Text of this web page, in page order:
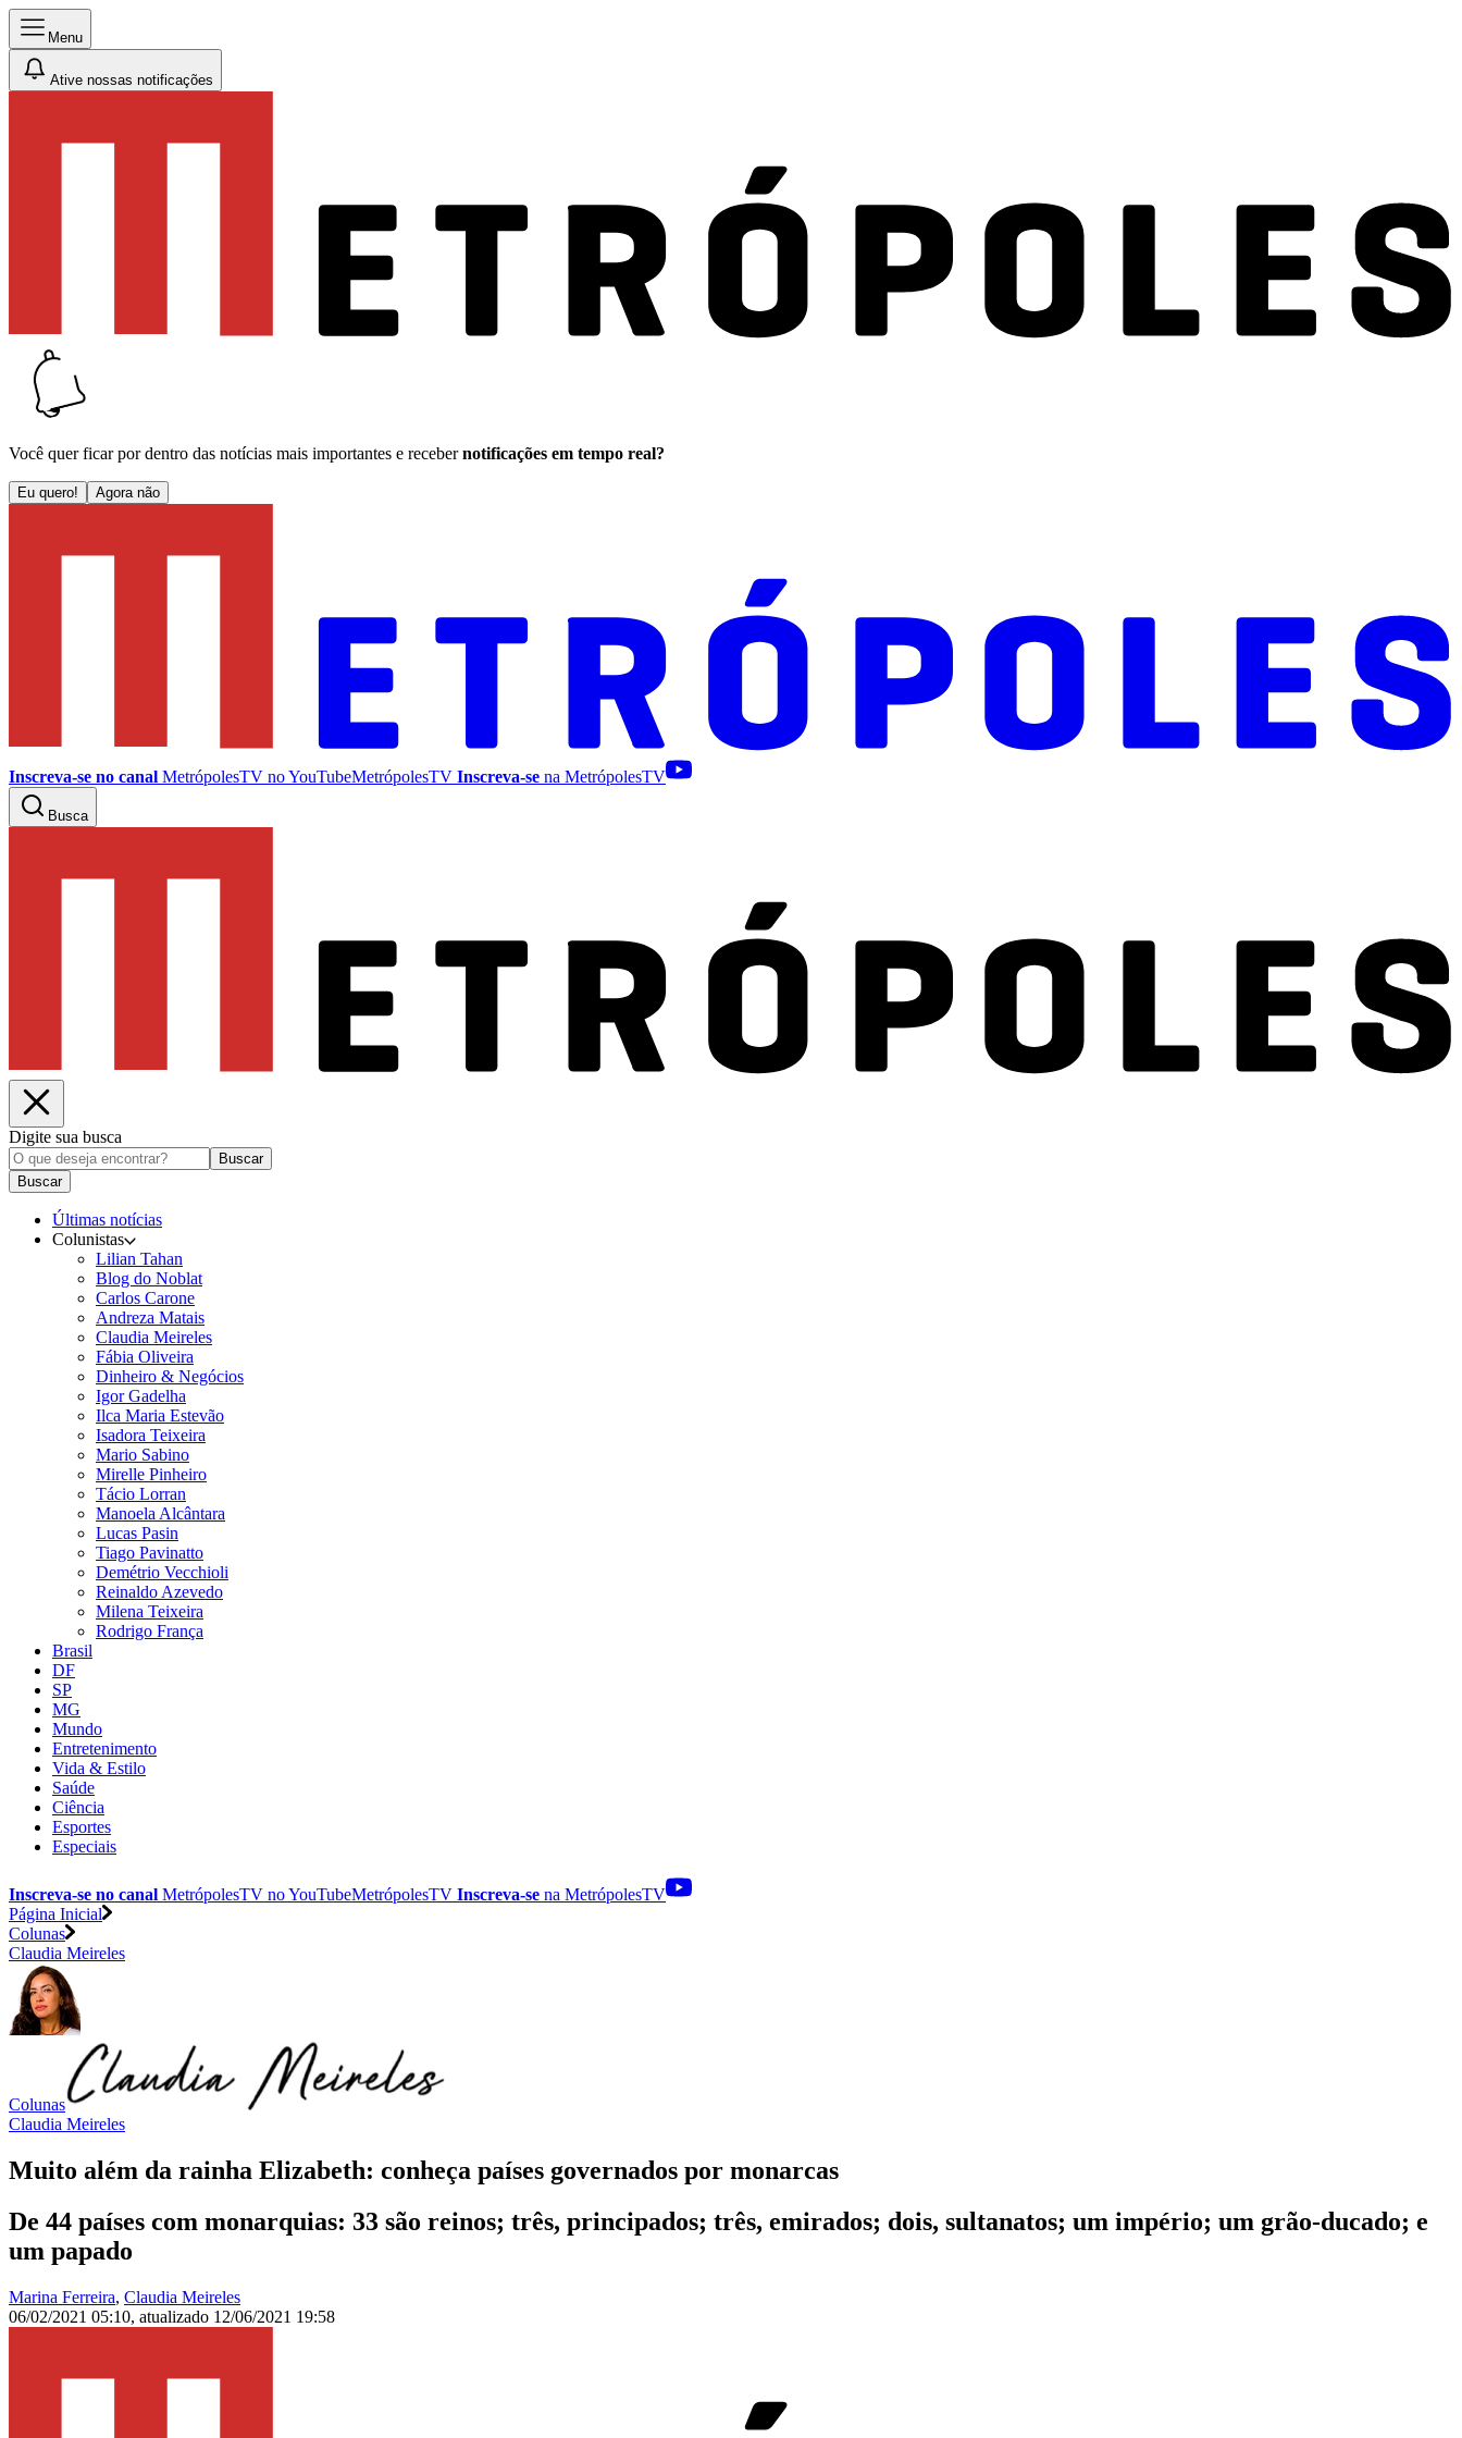
Menu
Ative nossas notificações
Você quer ficar por dentro das notícias mais importantes e receber notificações em tempo real?
Eu quero! Agora não
Inscreva-se no canal MetrópolesTV noYouTubeMetrópolesTV Inscreva-se na MetrópolesTV
Busca
Digite sua busca
Buscar
Buscar
Últimas notícias
Colunistas
Lilian Tahan
Blog do Noblat
Carlos Carone
Andreza Matais
Claudia Meireles
Fábia Oliveira
Dinheiro & Negócios
Igor Gadelha
Ilca Maria Estevão
Isadora Teixeira
Mario Sabino
Mirelle Pinheiro
Tácio Lorran
Manoela Alcântara
Lucas Pasin
Tiago Pavinatto
Demétrio Vecchioli
Reinaldo Azevedo
Milena Teixeira
Rodrigo França
Brasil
DF
SP
MG
Mundo
Entretenimento
Vida & Estilo
Saúde
Ciência
Esportes
Especiais
Inscreva-se no canal MetrópolesTV noYouTubeMetrópolesTV Inscreva-se na MetrópolesTV
Página Inicial
Colunas
Claudia Meireles
Colunas
Claudia Meireles
Muito além da rainha Elizabeth: conheça países governados por monarcas
De 44 países com monarquias: 33 são reinos; três, principados; três, emirados; dois, sultanatos; um império; um grão-ducado; e
um papado
Marina Ferreira, Claudia Meireles
06/02/2021 05:10, atualizado 12/06/2021 19:58